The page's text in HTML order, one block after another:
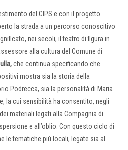
del CIPS e con il progetto
la strada a un percorso conoscitivo
nei secoli, il teatro di figura in
alla cultura del Comune di
che continua specificando che
mostra sia la storia della
Podrecca, sia la personalità di Maria
la cui sensibilità ha consentito, negli
materiali legati alla Compagnia di
e all’oblio. Con questo ciclo di
le tematiche più locali, legate sia al